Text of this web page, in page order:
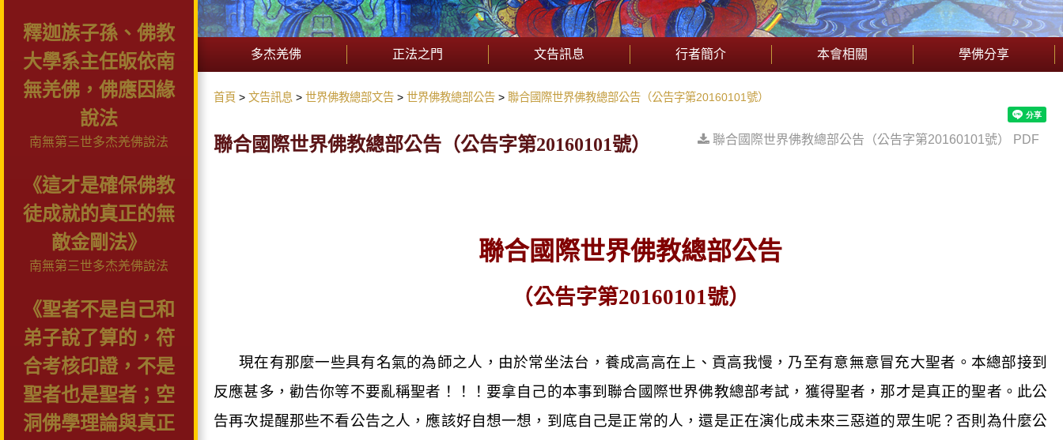
釋迦族子孫、佛教
大學系主任皈依南
無羌佛，佛應因緣
說法
南無第三世多杰羌佛說法
《這才是確保佛教
徒成就的真正的無
敵金剛法》
南無第三世多杰羌佛說法
《聖者不是自己和
弟子說了算的，符
合考核印證，不是
聖者也是聖者；空
洞佛學理論與真正
多杰羌佛 正法之門 文告訊息 行者簡介 本會相關 學佛分享
首頁 文告訊息 世界佛教總部文告 世界佛教總部公告 聯合國際世界佛教總部公告（公告字第20160101號）
聯合國際世界佛教總部公告（公告字第20160101號） 聯合國際世界佛教總部公告（公告字第20160101號） PDF
聯合國際世界佛教總部公告
（公告字第20160101號）
現在有那麼一些具有名氣的為師之人，由於常坐法台，養成高高在上、貢高我慢，乃至有意無意冒充大聖者。本總部接到
反應甚多，勸告你等不要亂稱聖者！！！要拿自己的本事到聯合國際世界佛教總部考試，獲得聖者，那才是真正的聖者。此公
告再次提醒那些不看公告之人，應該好自想一想，到底自己是正常的人，還是正在演化成未來三惡道的眾生呢？否則為什麼公